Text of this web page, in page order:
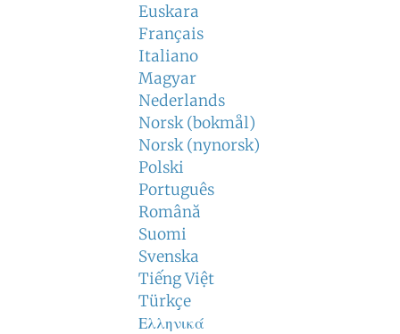
Euskara
Français
Italiano
Magyar
Nederlands
Norsk (bokmål)
Norsk (nynorsk)
Polski
Português
Română
Suomi
Svenska
Tiếng Việt
Türkçe
Ελληνικά